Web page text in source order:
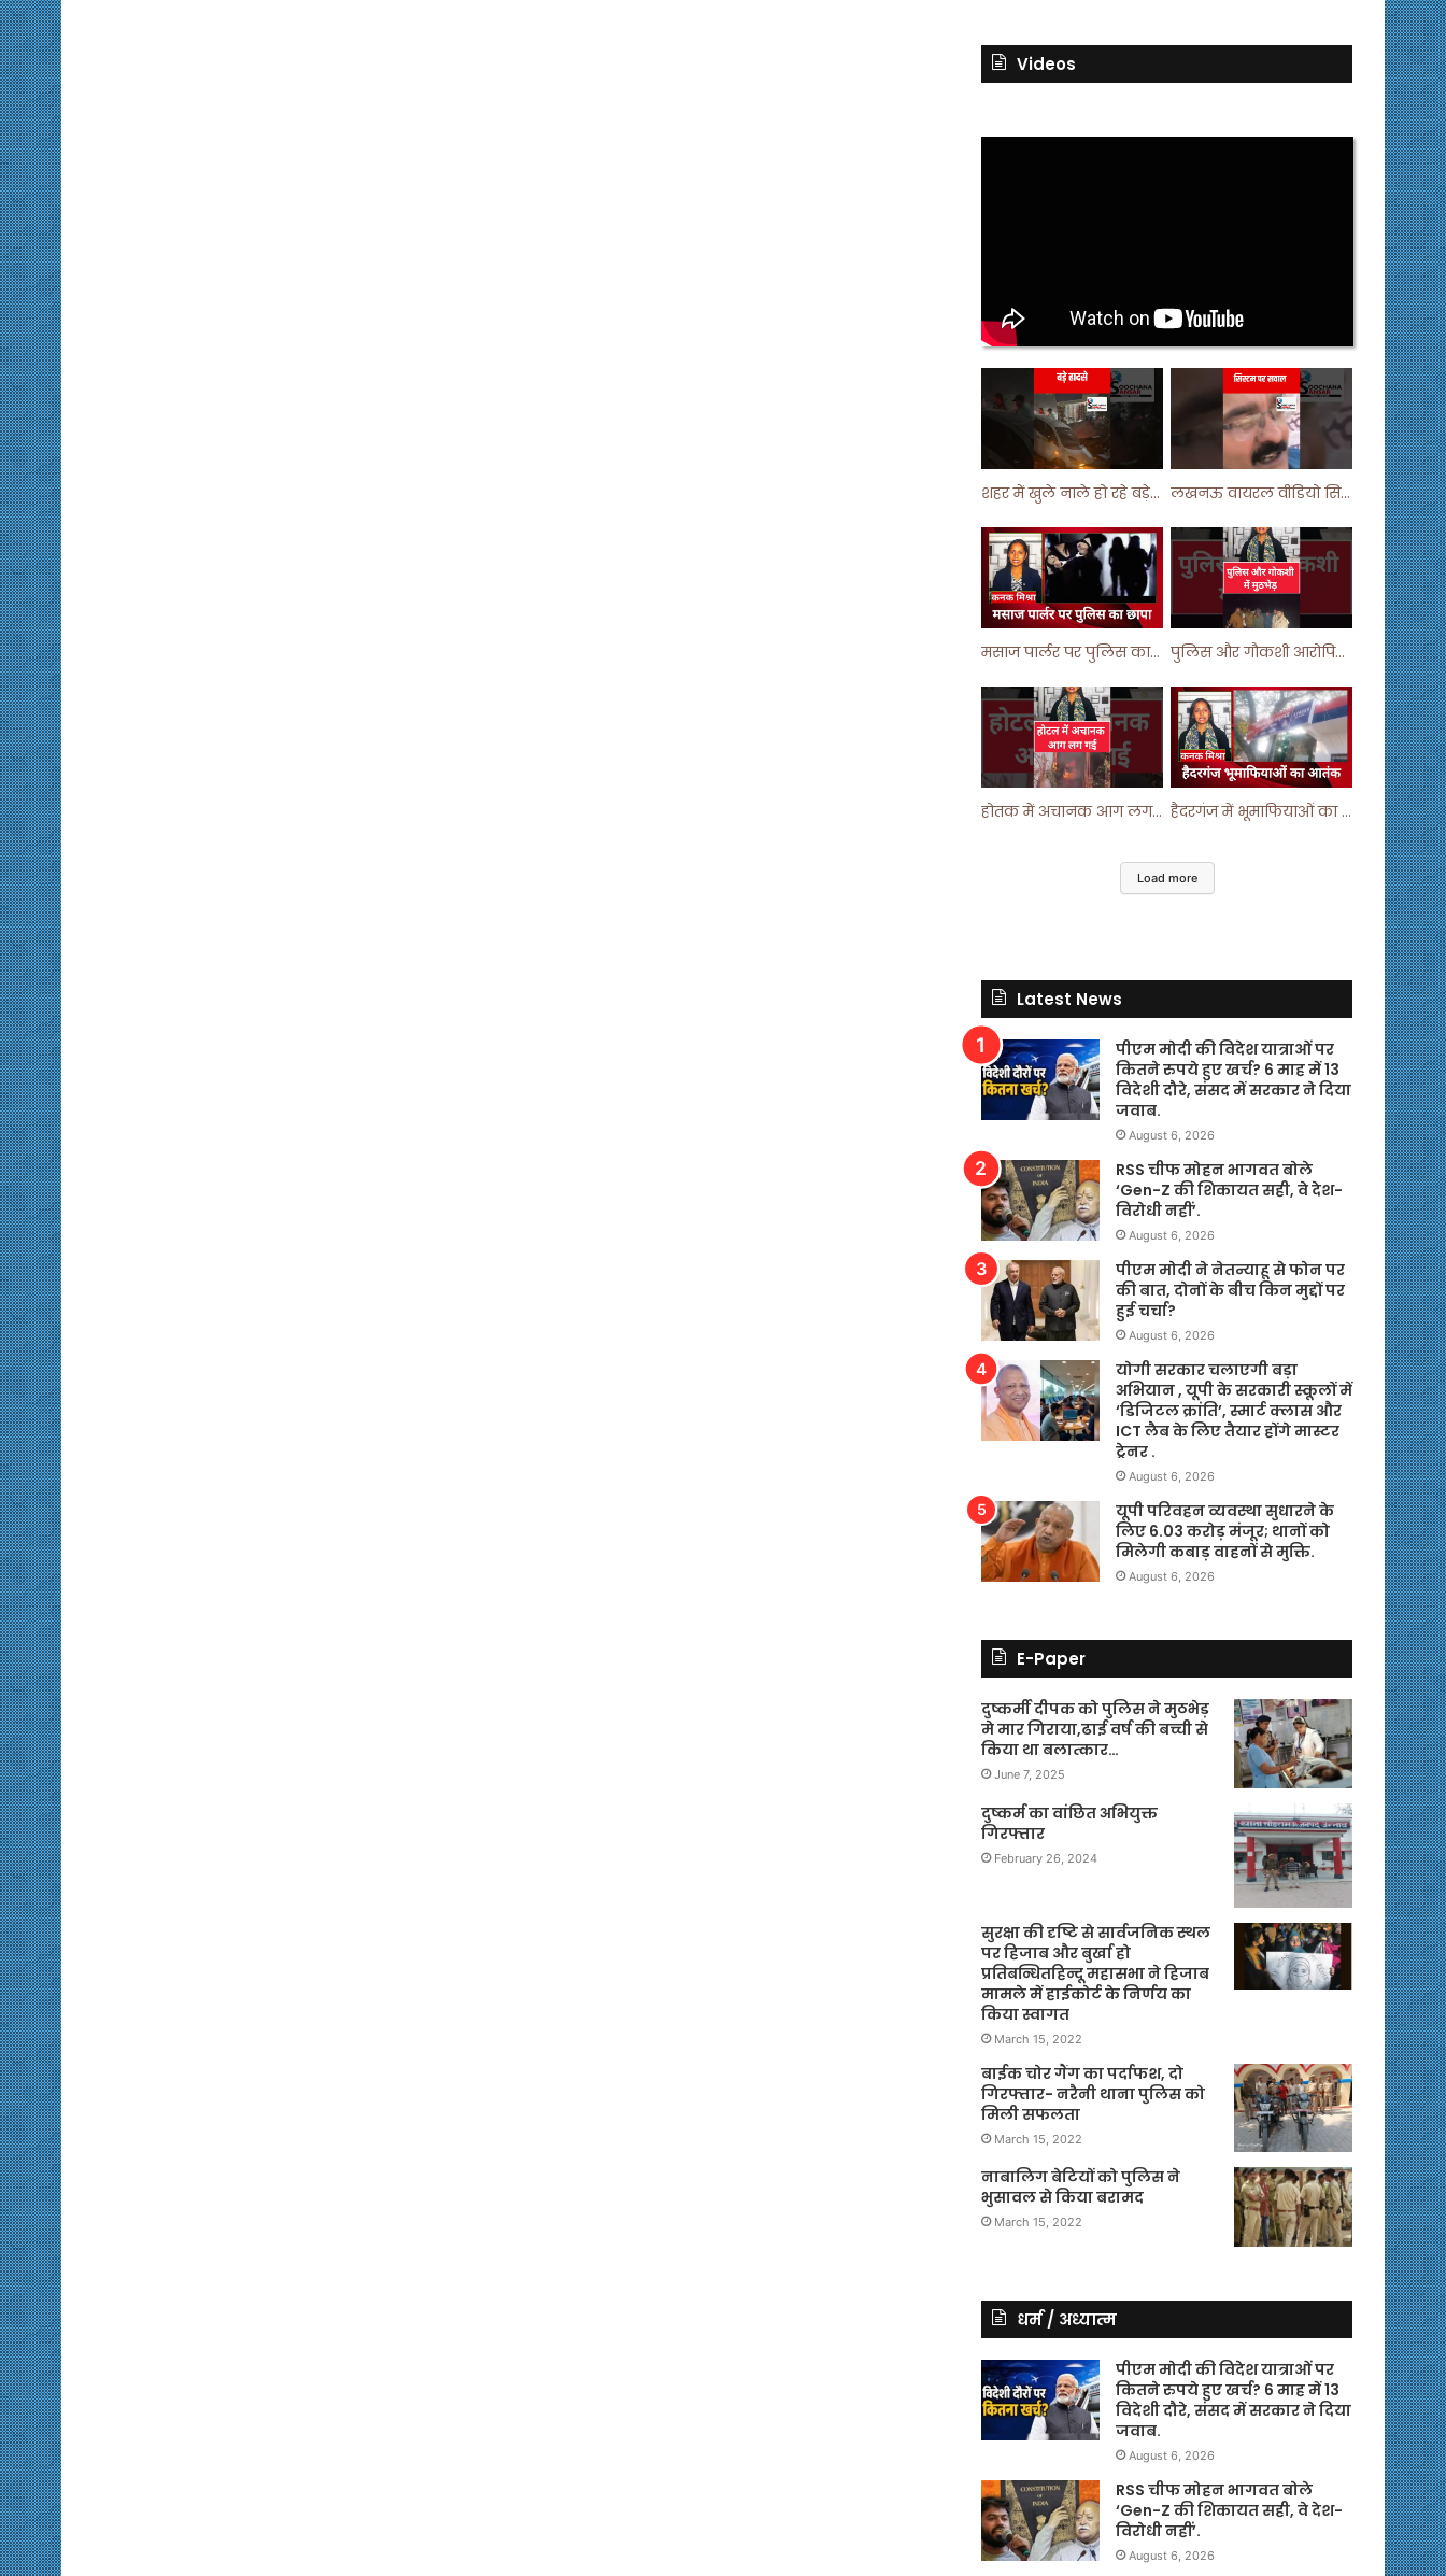
Videos
शहर में खुले नाले हो रहे बड़े हादसे ! #shortsvideo #shorts लखनऊ वायरल वीडियो सिस्टम पर सवाल ! #shorts #shortvideo
मसाज पार्लर पर पुलिस का छापा ! #viralvideo #trending #parlour पुलिस और गौकशी आरोपियों में मुठभेड़ ! #shortvideo #shorts #shortsfeed
होतक में अचानक आग लगने से मचा हड़कंप ! #shortsfeed #shorts #viralshorts हैदरगंज में भूमाफियाओं का आतंक ! #upnews #viral #viralvideo
Load more
Latest News
पीएम मोदी की विदेश यात्राओं पर
कितने रुपये हुए खर्च? 6 माह में 13
विदेशी दौरे, संसद में सरकार ने दिया
जवाब.
August 6, 2026
RSS चीफ मोहन भागवत बोले
‘Gen-Z की शिकायत सही, वे देश-
विरोधी नहीं’.
August 6, 2026
पीएम मोदी ने नेतन्याहू से फोन पर
की बात, दोनों के बीच किन मुद्दों पर
हुई चर्चा?
August 6, 2026
योगी सरकार चलाएगी बड़ा
अभियान , यूपी के सरकारी स्कूलों में
‘डिजिटल क्रांति’, स्मार्ट क्लास और
ICT लैब के लिए तैयार होंगे मास्टर
ट्रेनर .
August 6, 2026
यूपी परिवहन व्यवस्था सुधारने के
लिए 6.03 करोड़ मंजूर; थानों को
मिलेगी कबाड़ वाहनों से मुक्ति.
August 6, 2026
E-Paper
दुष्कर्मी दीपक को पुलिस ने मुठभेड़
मे मार गिराया,ढाई वर्ष की बच्ची से
किया था बलात्कार…
June 7, 2025
दुष्कर्म का वांछित अभियुक्त
गिरफ्तार
February 26, 2024
सुरक्षा की दृष्टि से सार्वजनिक स्थल
पर हिजाब और बुर्खा हो
प्रतिबन्धितहिन्दू महासभा ने हिजाब
मामले में हाईकोर्ट के निर्णय का
किया स्वागत
March 15, 2022
बाईक चोर गैंग का पर्दाफश, दो
गिरफ्तार- नरैनी थाना पुलिस को
मिली सफलता
March 15, 2022
नाबालिग बेटियों को पुलिस ने
भुसावल से किया बरामद
March 15, 2022
धर्म / अध्यात्म
पीएम मोदी की विदेश यात्राओं पर
कितने रुपये हुए खर्च? 6 माह में 13
विदेशी दौरे, संसद में सरकार ने दिया
जवाब.
August 6, 2026
RSS चीफ मोहन भागवत बोले
‘Gen-Z की शिकायत सही, वे देश-
विरोधी नहीं’.
August 6, 2026